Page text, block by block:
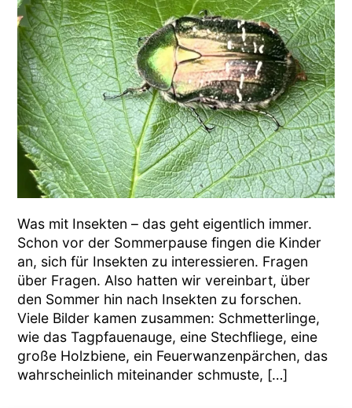
Was mit Insekten – das geht eigentlich immer.
Schon vor der Sommerpause fingen die Kinder
an, sich für Insekten zu interessieren. Fragen
über Fragen. Also hatten wir vereinbart, über
den Sommer hin nach Insekten zu forschen.
Viele Bilder kamen zusammen: Schmetterlinge,
wie das Tagpfauenauge, eine Stechfliege, eine
große Holzbiene, ein Feuerwanzenpärchen, das
wahrscheinlich miteinander schmuste, […]